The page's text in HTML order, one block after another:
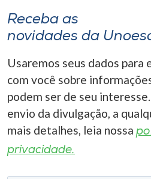
Receba as
novidades da
Usaremos seus dados
com você sobre
podem ser de seu
envio da divulgação, a
mais detalhes, leia nossa
privacidade.